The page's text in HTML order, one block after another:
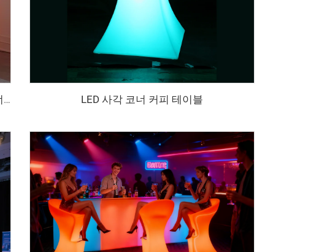
홈 게임 장식용 RGB 스마트 음악 음성 제어 코너 LED 플로어 램프 LED 사각 코너 커피 테이블